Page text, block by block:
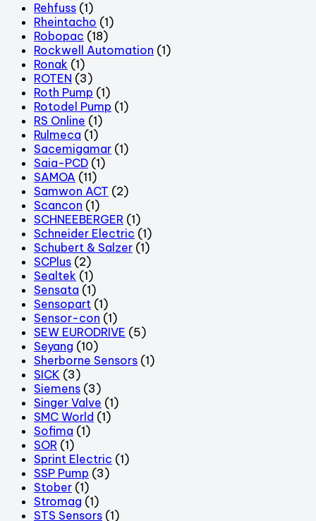
Rehfuss (1)
Rheintacho (1)
Robopac (18)
Rockwell Automation (1)
Ronak (1)
ROTEN (3)
Roth Pump (1)
Rotodel Pump (1)
RS Online (1)
Rulmeca (1)
Sacemigamar (1)
Saia-PCD (1)
SAMOA (11)
Samwon ACT (2)
Scancon (1)
SCHNEEBERGER (1)
Schneider Electric (1)
Schubert & Salzer (1)
SCPlus (2)
Sealtek (1)
Sensata (1)
Sensopart (1)
Sensor-con (1)
SEW EURODRIVE (5)
Seyang (10)
Sherborne Sensors (1)
SICK (3)
Siemens (3)
Singer Valve (1)
SMC World (1)
Sofima (1)
SOR (1)
Sprint Electric (1)
SSP Pump (3)
Stober (1)
Stromag (1)
STS Sensors (1)